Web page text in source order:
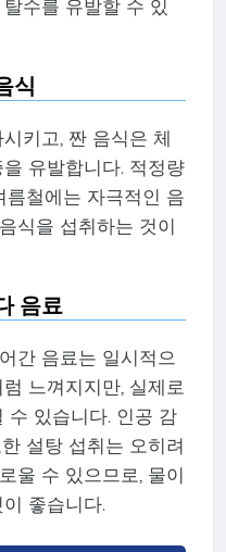
수를 유발할 수 있
식
키고, 짠 음식은 체
유발합니다. 적정량
름철에는 자극적인 음
식을 섭취하는 것이
음료
간 음료는 일시적으
느껴지지만, 실제로
수 있습니다. 인공 감
설탕 섭취는 오히려
울 수 있으므로, 물이
좋습니다.